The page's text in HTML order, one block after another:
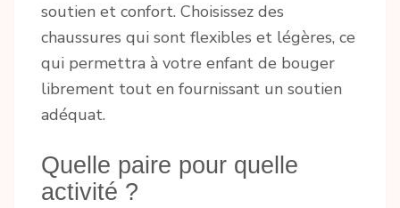
soutien et confort. Choisissez des
chaussures qui sont flexibles et légères, ce
qui permettra à votre enfant de bouger
librement tout en fournissant un soutien
adéquat.
Quelle paire pour quelle
activité ?